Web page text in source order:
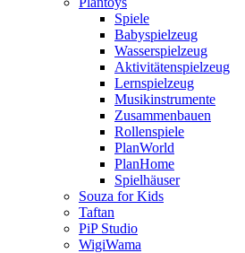
Spiele
Babyspielzeug
Wasserspielzeug
Aktivitätenspielzeug
Lernspielzeug
Musikinstrumente
Zusammenbauen
Rollenspiele
PlanWorld
PlanHome
Spielhäuser
Souza for Kids
Taftan
PiP Studio
WigiWama